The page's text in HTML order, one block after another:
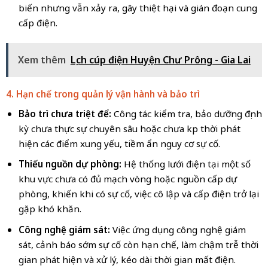
biến nhưng vẫn xảy ra, gây thiệt hại và gián đoạn cung
cấp điện.
Xem thêm Lịch cúp điện Huyện Chư Prông - Gia Lai
4. Hạn chế trong quản lý vận hành và bảo trì
Bảo trì chưa triệt để: Công tác kiểm tra, bảo dưỡng định
kỳ chưa thực sự chuyên sâu hoặc chưa kịp thời phát
hiện các điểm xung yếu, tiềm ẩn nguy cơ sự cố.
Thiếu nguồn dự phòng: Hệ thống lưới điện tại một số
khu vực chưa có đủ mạch vòng hoặc nguồn cấp dự
phòng, khiến khi có sự cố, việc cô lập và cấp điện trở lại
gặp khó khăn.
Công nghệ giám sát: Việc ứng dụng công nghệ giám
sát, cảnh báo sớm sự cố còn hạn chế, làm chậm trễ thời
gian phát hiện và xử lý, kéo dài thời gian mất điện.